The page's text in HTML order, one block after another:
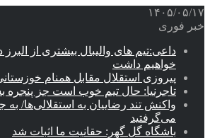
۱۴۰۵/۰۵/۱۷
خبر فوری
داعی:تیم های والیبال بیشتری از
خواهیم داشت
پیروزی استقلال مقابل همنام
تاجرنیا: حال تیم خوب است جز پنجره
واکنش تند رضاییان به استقلالی‌ها/ به
می‌گرفتید
باشگاه گل گهر: حقانیت ما اثبات شد